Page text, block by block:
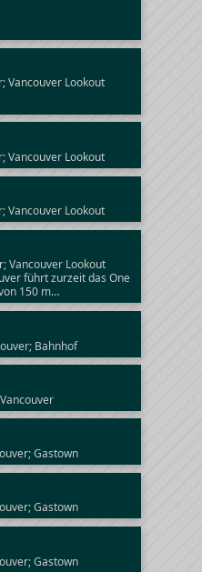
Vancouver Lookout
Vancouver Lookout
Vancouver Lookout
Vancouver Lookout
führt zurzeit das One
150 m…
Bahnhof
Gastown
Gastown
Gastown